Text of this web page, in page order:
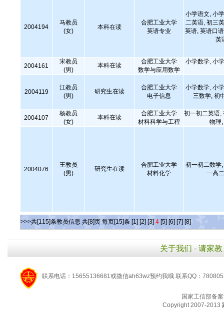
2004194
马教员
(女)
本科在读
合肥工业大学
英语专业
小学语文, 小
二英语, 初三
英语, 英语口
英
2004161
宋教员
(男)
本科在读
合肥工业大学
数学与应用数学
小学数学, 小
2004119
江教员
(男)
研究生在读
合肥工业大学
电子信息
小学数学, 小
三数学, 初
2004107
杨教员
(女)
本科在读
合肥工业大学
材料科学与工程
初一初二英语,
物理
2004076
王教员
(男)
研究生在读
合肥工业大学
材料化学
初一初二数学
一高
>>>共[115]条教员信息 共[8]页 每页[15]条 [1] [2] [3] 4 [5] [6] [7] [8]
关于我们 - 请家教
联系电话：15655136681或微信ah63wz预约我哦 联系QQ：
国家工信部备
Copyright 2007-2013